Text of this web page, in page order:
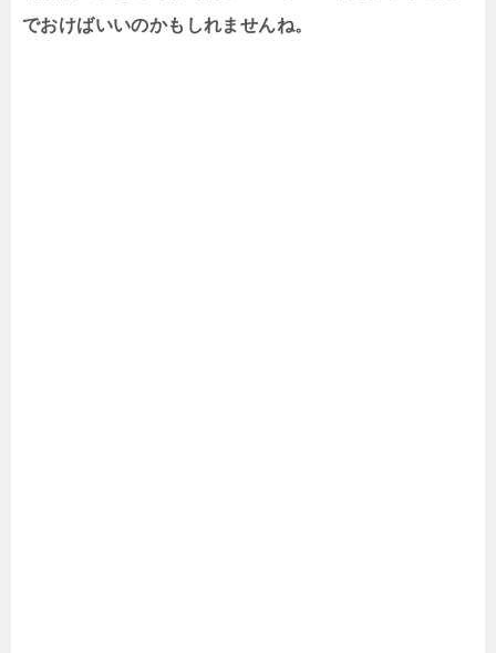
でおけばいいのかもしれませんね。